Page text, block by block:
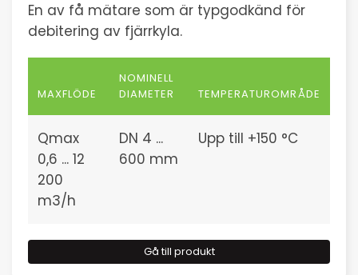
En av få mätare som är typgodkänd för
debitering av fjärrkyla.
MAXFLÖDE
NOMINELL
DIAMETER
TEMPERATUROMRÅDE
Qmax
0,6 ... 12
200
m3/h
DN 4 ...
600 mm
Upp till +150 °C
Gå till produkt